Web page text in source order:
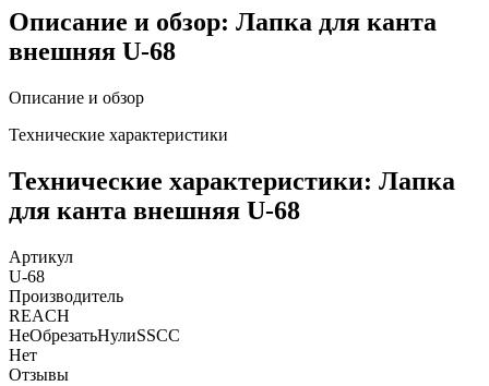
Описание и обзор: Лапка для канта
внешняя U-68
Описание и обзор
Технические характеристики
Технические характеристики: Лапка
для канта внешняя U-68
Артикул
U-68
Производитель
REACH
НеОбрезатьНулиSSCC
Нет
Отзывы